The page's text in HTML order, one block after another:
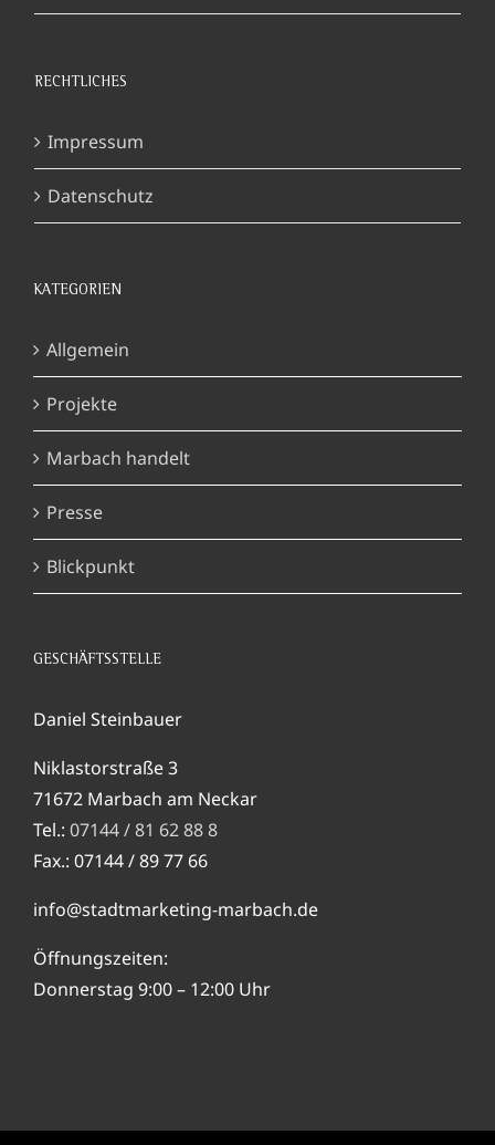
RECHTLICHES
Impressum
Datenschutz
KATEGORIEN
Allgemein
Projekte
Marbach handelt
Presse
Blickpunkt
GESCHÄFTSSTELLE
Daniel Steinbauer
Niklastorstraße 3
71672 Marbach am Neckar
Tel.: 07144 / 81 62 88 8
Fax.: 07144 / 89 77 66
info@stadtmarketing-marbach.de
Öffnungszeiten:
Donnerstag 9:00 – 12:00 Uhr